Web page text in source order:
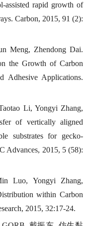
assisted rapid growth of
Carbon, 2015, 91 (2):
Meng, Zhendong Dai.
the Growth of Carbon
Adhesive Applications.
Li, Yongyi Zhang,
of vertically aligned
substrates for gecko-
Advances, 2015, 5 (58):
Luo, Yongyi Zhang,
within Carbon
2015, 32:17-24.